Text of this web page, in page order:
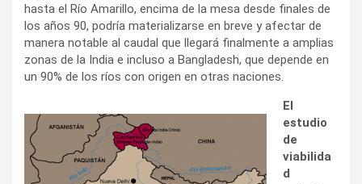
hasta el Río Amarillo, encima de la mesa desde finales de
los años 90, podría materializarse en breve y afectar de
manera notable al caudal que llegará finalmente a amplias
zonas de la India e incluso a Bangladesh, que depende en
un 90% de los ríos con origen en otras naciones.
El
estudio
de
viabilida
d